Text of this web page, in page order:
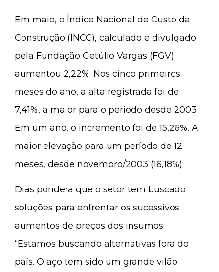
Em maio, o Índice Nacional de Custo da
Construção (INCC), calculado e divulgado
pela Fundação Getúlio Vargas (FGV),
aumentou 2,22%. Nos cinco primeiros
meses do ano, a alta registrada foi de
7,41%, a maior para o período desde 2003.
Em um ano, o incremento foi de 15,26%. A
maior elevação para um período de 12
meses, desde novembro/2003 (16,18%).
Dias pondera que o setor tem buscado
soluções para enfrentar os sucessivos
aumentos de preços dos insumos.
“Estamos buscando alternativas fora do
país. O aço tem sido um grande vilão